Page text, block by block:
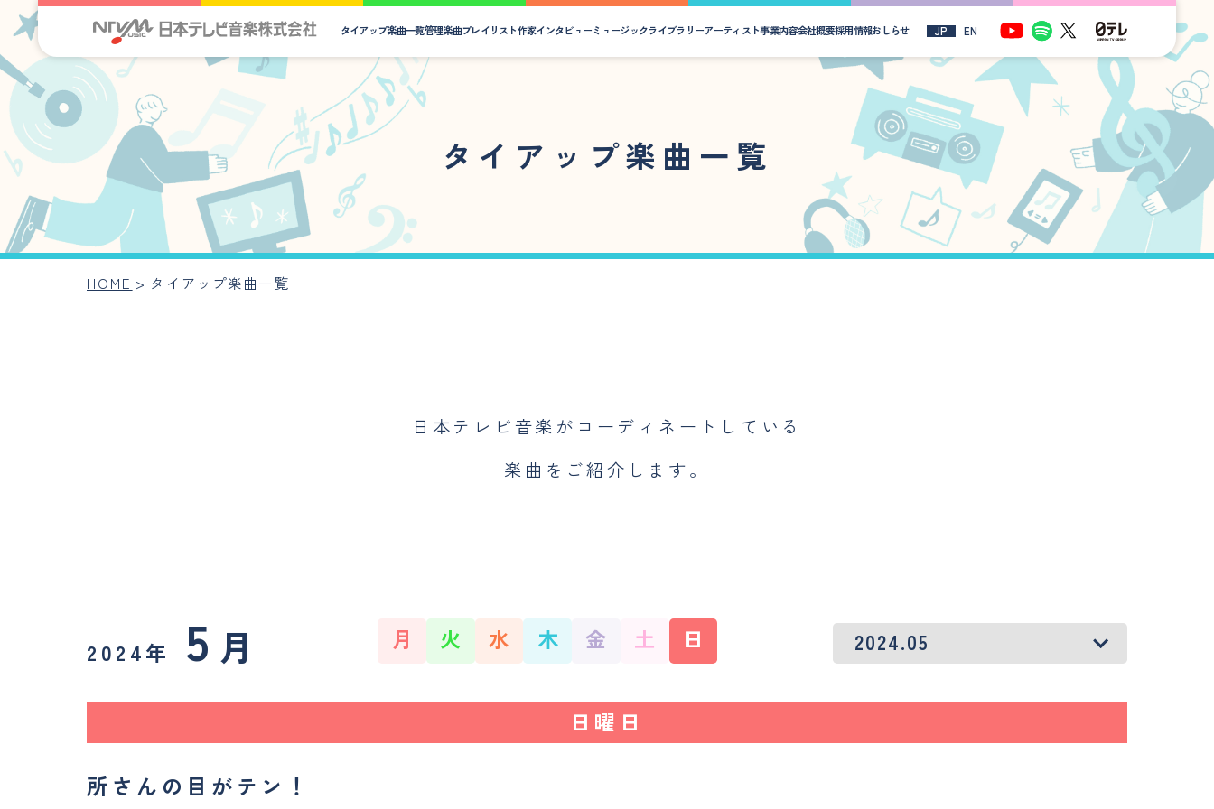
タイアップ楽曲一覧管理楽曲プレイリスト作家インタビューミュージックライブラリーアーティスト事業内容会社概要採用情報おしらせ JP EN
タイアップ楽曲一覧
HOME > タイアップ楽曲一覧
日本テレビ音楽がコーディネートしている
楽曲をご紹介します。
2024年 5 月 月 火 水 木 金 土 日
日曜日
所さんの目がテン！